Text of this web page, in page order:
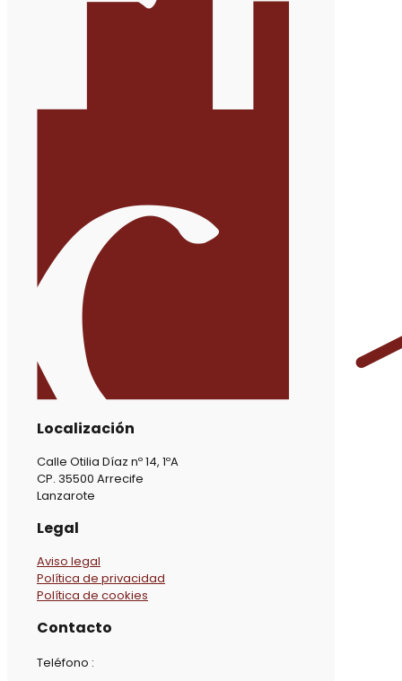
Localización
Calle Otilia Díaz nº 14, 1ºA
CP. 35500 Arrecife
Lanzarote
Legal
Aviso legal
Política de privacidad
Política de cookies
Contacto
Teléfono :